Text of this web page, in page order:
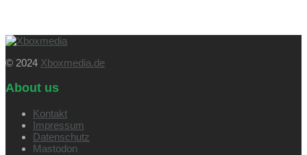
© 2024 Xboxmedia.de
About us
Kontakt
Impressum
Datenschutz
Mastodon